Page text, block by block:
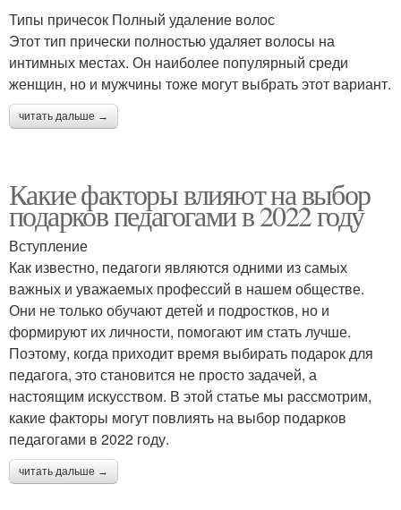
Типы причесок Полный удаление волос
Этот тип прически полностью удаляет волосы на
интимных местах. Он наиболее популярный среди
женщин, но и мужчины тоже могут выбрать этот вариант.
читать дальше →
Какие факторы влияют на выбор
подарков педагогами в 2022 году
Вступление
Как известно, педагоги являются одними из самых
важных и уважаемых профессий в нашем обществе.
Они не только обучают детей и подростков, но и
формируют их личности, помогают им стать лучше.
Поэтому, когда приходит время выбирать подарок для
педагога, это становится не просто задачей, а
настоящим искусством. В этой статье мы рассмотрим,
какие факторы могут повлиять на выбор подарков
педагогами в 2022 году.
читать дальше →